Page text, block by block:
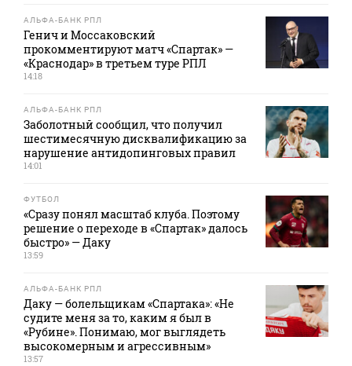
АЛЬФА-БАНК РПЛ
Генич и Моссаковский
прокомментируют матч «Спартак» —
«Краснодар» в третьем туре РПЛ
14:18
АЛЬФА-БАНК РПЛ
Заболотный сообщил, что получил
шестимесячную дисквалификацию за
нарушение антидопинговых правил
14:01
ФУТБОЛ
«Сразу понял масштаб клуба. Поэтому
решение о переходе в «Спартак» далось
быстро» — Даку
13:59
АЛЬФА-БАНК РПЛ
Даку — болельщикам «Спартака»: «Не
судите меня за то, каким я был в
«Рубине». Понимаю, мог выглядеть
высокомерным и агрессивным»
13:57